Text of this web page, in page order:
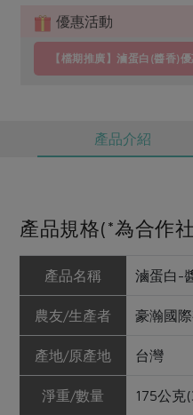
優惠活動
【檔期推廣】滷蛋白(醬香)
產品介紹
產品規格(*為合作
產品名稱 滷蛋白-
農友/生產者 豪瀚國
產地/原產地 台灣
淨重/數量 175公克